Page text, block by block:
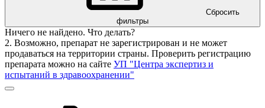
Сбросить
фильтры
Ничего не найдено. Что делать?
2. Возможно, препарат не зарегистрирован и не может
продаваться на территории страны. Проверить регистрацию
препарата можно на сайте УП "Центра экспертиз и
испытаний в здравоохранении"